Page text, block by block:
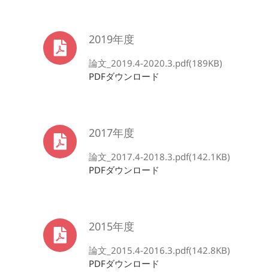
2019年度
論文_2019.4-2020.3.pdf(189KB)
PDFダウンロード
2017年度
論文_2017.4-2018.3.pdf(142.1KB)
PDFダウンロード
2015年度
論文_2015.4-2016.3.pdf(142.8KB)
PDFダウンロード